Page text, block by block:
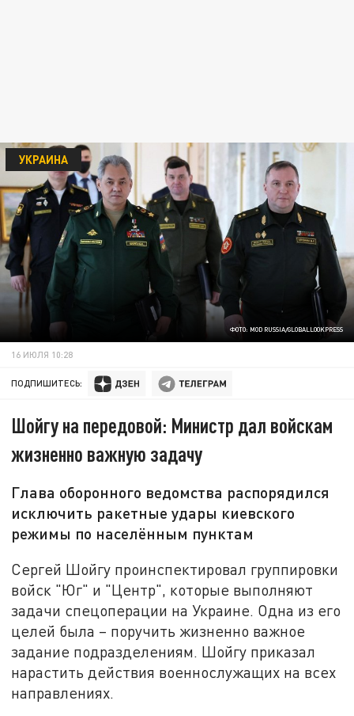
ФОТО: MOD RUSSIA/GLOBALLOOKPRESS
УКРАИНА
16 ИЮЛЯ 10:28
ПОДПИШИТЕСЬ:
Шойгу на передовой: Министр дал войскам
жизненно важную задачу
Глава оборонного ведомства распорядился
исключить ракетные удары киевского
режимы по населённым пунктам
Сергей Шойгу проинспектировал группировки
войск "Юг" и "Центр", которые выполняют
задачи спецоперации на Украине. Одна из его
целей была – поручить жизненно важное
задание подразделениям. Шойгу приказал
нарастить действия военнослужащих на всех
направлениях.